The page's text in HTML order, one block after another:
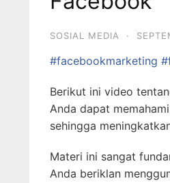
SOSIAL MEDIA ·
#facebookmarketing
Berikut ini video
Anda dapat
sehingga
Materi ini sangat
Anda beriklan